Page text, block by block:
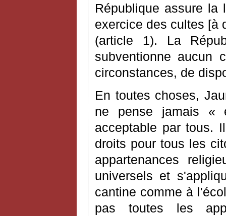
République assure la
exercice des cultes [à
(article 1). La
subventionne aucun
circonstances, de
En toutes choses,
ne pense jamais «
acceptable par tous.
droits pour tous les
appartenances
universels et
cantine comme à
pas toutes les